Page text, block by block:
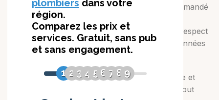
refuse le traitement de ses données, il lui est demandé
de s’abstenir d’utiliser le Site. Ce traitement des
données à caractère personnel se fait dans le respect
du Règlement Général sur la Protection des Données
2016/679 du 27 avril 2016.
Par ailleurs, conformément à la loi Informatique et
Libertés du 6 janvier 1978, le Client dispose, à tout